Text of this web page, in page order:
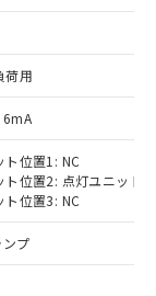
荷用
6mA
ト位置1: NC
ト位置2: 点灯ユニット
ト位置3: NC
ンプ）の
商品で